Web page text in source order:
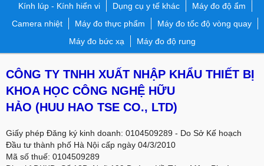
Kính lúp - Kính hiển vi
Dụng cụ y tế khác
Máy đo độ ẩm
Camera nhiệt
Máy đo thực phẩm
Máy đo tốc độ vòng quay
Máy đo bức xạ
Máy đo độ rung
CÔNG TY TNHH XUẤT NHẬP KHẨU THIẾT BỊ
KHOA HỌC CÔNG NGHỆ HỮU
HẢO (HUU HAO TSE CO., LTD)
Giấy phép Đăng ký kinh doanh: 0104509289 - Do Sở Kế hoạch
Đầu tư thành phố Hà Nội cấp ngày 04/3/2010
Mã số thuế: 0104509289